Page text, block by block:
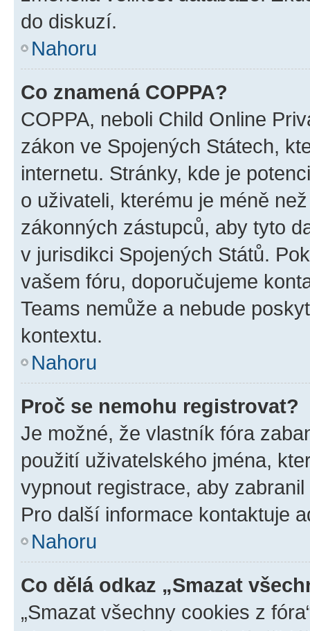
do diskuzí.
Nahoru
Co znamená COPPA?
COPPA, neboli Child Online
zákon ve Spojených Státech,
internetu. Stránky, kde je
o uživateli, kterému je méně
zákonných zástupců, aby tyto
v jurisdikci Spojených Států.
vašem fóru, doporučujeme
Teams nemůže a nebude
kontextu.
Nahoru
Proč se nemohu registrovat?
Je možné, že vlastník fóra
použití uživatelského jména,
vypnout registrace, aby
Pro další informace kontaktuje
Nahoru
Co dělá odkaz „Smazat
„Smazat všechny cookies z